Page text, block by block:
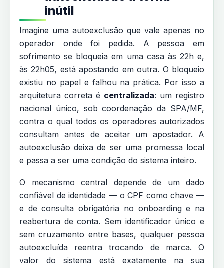
inútil
Imagine uma autoexclusão que vale apenas no
operador onde foi pedida. A pessoa em
sofrimento se bloqueia em uma casa às 22h e,
às 22h05, está apostando em outra. O bloqueio
existiu no papel e falhou na prática. Por isso a
arquitetura correta é centralizada: um registro
nacional único, sob coordenação da SPA/MF,
contra o qual todos os operadores autorizados
consultam antes de aceitar um apostador. A
autoexclusão deixa de ser uma promessa local
e passa a ser uma condição do sistema inteiro.
O mecanismo central depende de um dado
confiável de identidade — o CPF como chave —
e de consulta obrigatória no onboarding e na
reabertura de conta. Sem identificador único e
sem cruzamento entre bases, qualquer pessoa
autoexcluída reentra trocando de marca. O
valor do sistema está exatamente na sua